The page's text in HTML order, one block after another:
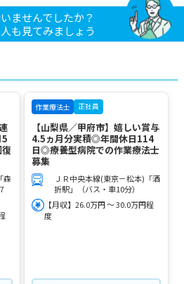
ませんでしたか？
も見てみましょう
森
作業療法士 正社員
【山梨県／甲府市】嬉しい賞与
4.5ヵ月分実積◎年間休日114
日◎療養型病院での作業療法士
募集
ＪＲ中央本線(東京－松本)「酒
折駅」（バス・車10分）
【月収】26.0万円 ～ 30.0万円程
度